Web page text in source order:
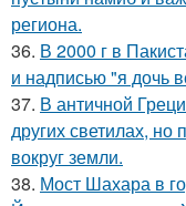
региона.
36. В 2000 г в
и надписью "я дочь
37. В античной
других светилах, но
вокруг земли.
38. Мост Шахара в